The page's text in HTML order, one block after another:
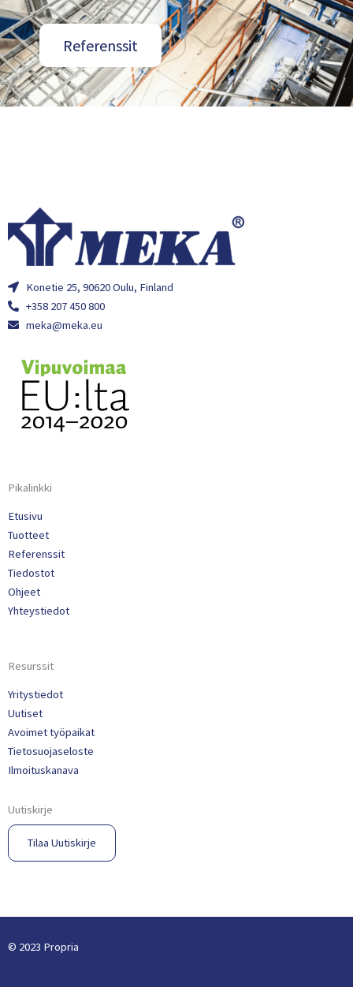
Referenssit
Konetie 25, 90620 Oulu, Finland
+358 207 450 800
meka@meka.eu
Pikalinkki
Etusivu
Tuotteet
Referenssit
Tiedostot
Ohjeet
Yhteystiedot
Resurssit
Yritystiedot
Uutiset
Avoimet työpaikat
Tietosuojaseloste
Ilmoituskanava
Uutiskirje
Tilaa Uutiskirje​
© 2023 Propria